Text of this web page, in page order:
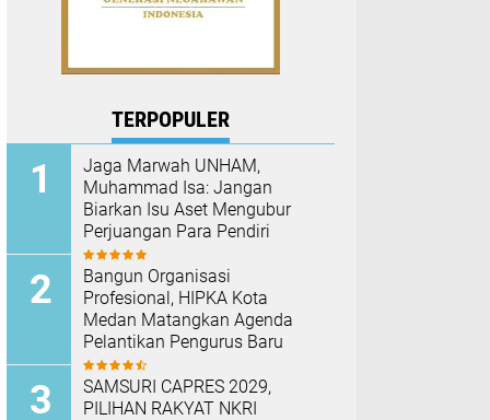
TERPOPULER
Jaga Marwah UNHAM,
Muhammad Isa: Jangan
Biarkan Isu Aset Mengubur
Perjuangan Para Pendiri
Bangun Organisasi
Profesional, HIPKA Kota
Medan Matangkan Agenda
Pelantikan Pengurus Baru
SAMSURI CAPRES 2029,
PILIHAN RAKYAT NKRI